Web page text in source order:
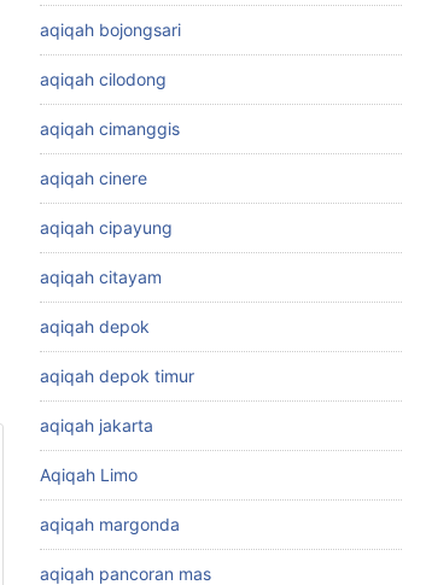
aqiqah bojongsari
aqiqah cilodong
aqiqah cimanggis
aqiqah cinere
aqiqah cipayung
aqiqah citayam
aqiqah depok
aqiqah depok timur
aqiqah jakarta
Aqiqah Limo
aqiqah margonda
aqiqah pancoran mas